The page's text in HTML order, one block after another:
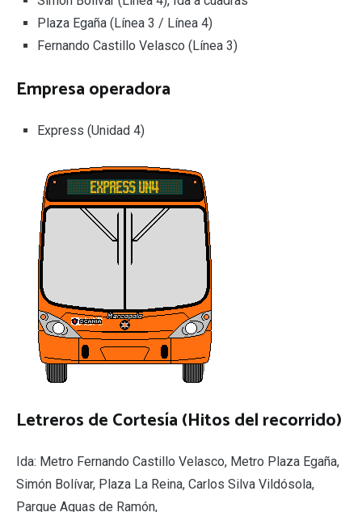
Plaza Egaña (Línea 3 / Línea 4)
Fernando Castillo Velasco (Línea 3)
Empresa operadora
Express (Unidad 4)
Letreros de Cortesía (Hitos del recorrido)
Ida: Metro Fernando Castillo Velasco, Metro Plaza Egaña,
Simón Bolívar, Plaza La Reina, Carlos Silva Vildósola,
Parque Aguas de Ramón,